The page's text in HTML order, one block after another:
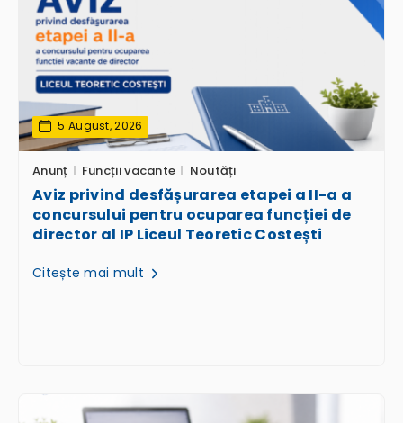
5 August, 2026
Anunț Funcții vacante Noutăți
Aviz privind desfășurarea etapei a II-a a
concursului pentru ocuparea funcției de
director al IP Liceul Teoretic Costești
Citește mai mult